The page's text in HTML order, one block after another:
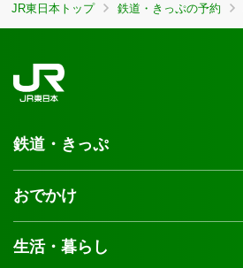
JR東日本トップ 鉄道・きっぷの予約
鉄道・きっぷ
おでかけ
生活・暮らし